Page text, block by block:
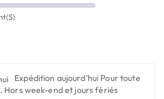
Expédition aujourd'hui Pour toute
Hors week-end et jours fériés